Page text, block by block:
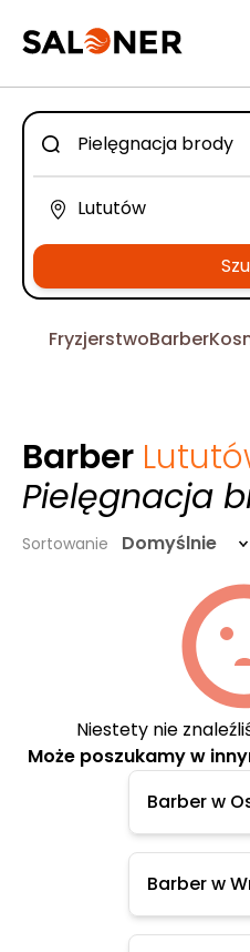
FryzjerstwoBarber
Barber
Pielęgnacja
Sortowanie Domyślnie
Niestety nie
Może poszukamy w
Barber w
Barber w